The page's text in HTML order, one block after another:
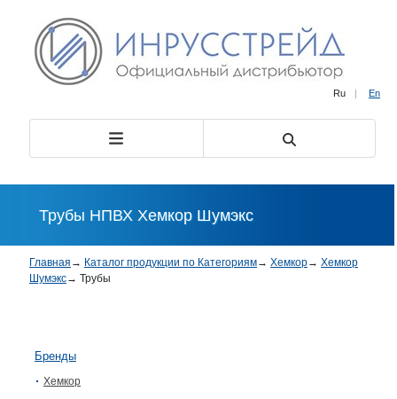
Ru | En
Трубы НПВХ Хемкор Шумэкс
Главная → Каталог продукции по Категориям→ Хемкор→ Хемкор
Шумэкс→ Трубы
Бренды
Хемкор